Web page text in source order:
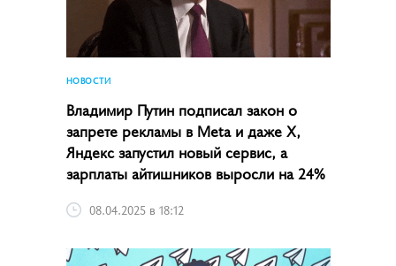
НОВОСТИ
Владимир Путин подписал закон о
запрете рекламы в Meta и даже X,
Яндекс запустил новый сервис, а
зарплаты айтишников выросли на 24%
08.04.2025 в 18:12